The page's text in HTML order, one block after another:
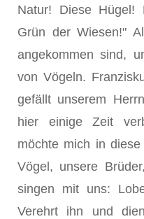
Natur! Diese Hügel!
Grün der Wiesen!"
angekommen sind,
von Vögeln.
gefällt unserem
hier einige Zeit
möchte mich in
Vögel, unsere
singen mit uns:
Verehrt ihn und